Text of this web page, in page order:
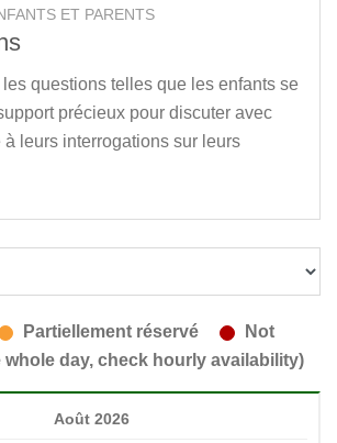
ET PARENTS
questions telles que les enfants se
précieux pour discuter avec
à leurs interrogations sur leurs
Partiellement réservé
Not
whole day, check hourly availability)
Août 2026